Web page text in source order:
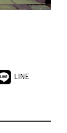
LINE